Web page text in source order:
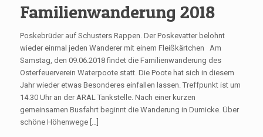
Familienwanderung 2018
Poskebrüder auf Schusters Rappen. Der Poskevatter belohnt
wieder einmal jeden Wanderer mit einem Fleißkärtchen Am
Samstag, den 09.06.2018 findet die Familienwanderung des
Osterfeuerverein Waterpoote statt. Die Poote hat sich in diesem
Jahr wieder etwas Besonderes einfallen lassen. Treffpunkt ist um
14.30 Uhr an der ARAL Tankstelle. Nach einer kurzen
gemeinsamen Busfahrt beginnt die Wanderung in Dumicke. Über
schöne Höhenwege […]